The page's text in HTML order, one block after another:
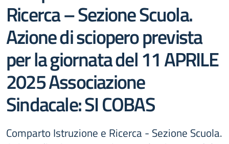
Ricerca – Sezione Scuola.
Azione di sciopero prevista
per la giornata del 11 APRILE
2025 Associazione
Sindacale: SI COBAS
Comparto Istruzione e Ricerca - Sezione Scuola.